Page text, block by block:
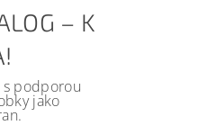
– K
s podporou
jako